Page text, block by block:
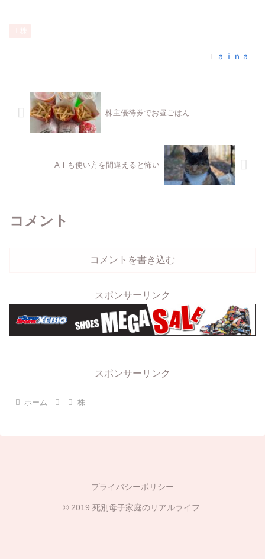
ａｉｎａ
株主優待券でお昼ごはん
AＩも使い方を間違えると怖い
コメント
コメントを書き込む
スポンサーリンク
スポンサーリンク
ホーム 株
プライバシーポリシー
© 2019 死別母子家庭のリアルライフ.